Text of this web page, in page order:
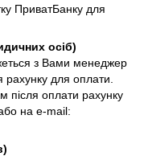
ПриватБанку для
осіб)
з Вами менеджер
рахунку для оплати.
після оплати рахунку
на e-mail: